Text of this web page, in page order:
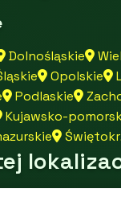
Dolnośląskie
Opolskie
Podlaskie
Kujawsko-